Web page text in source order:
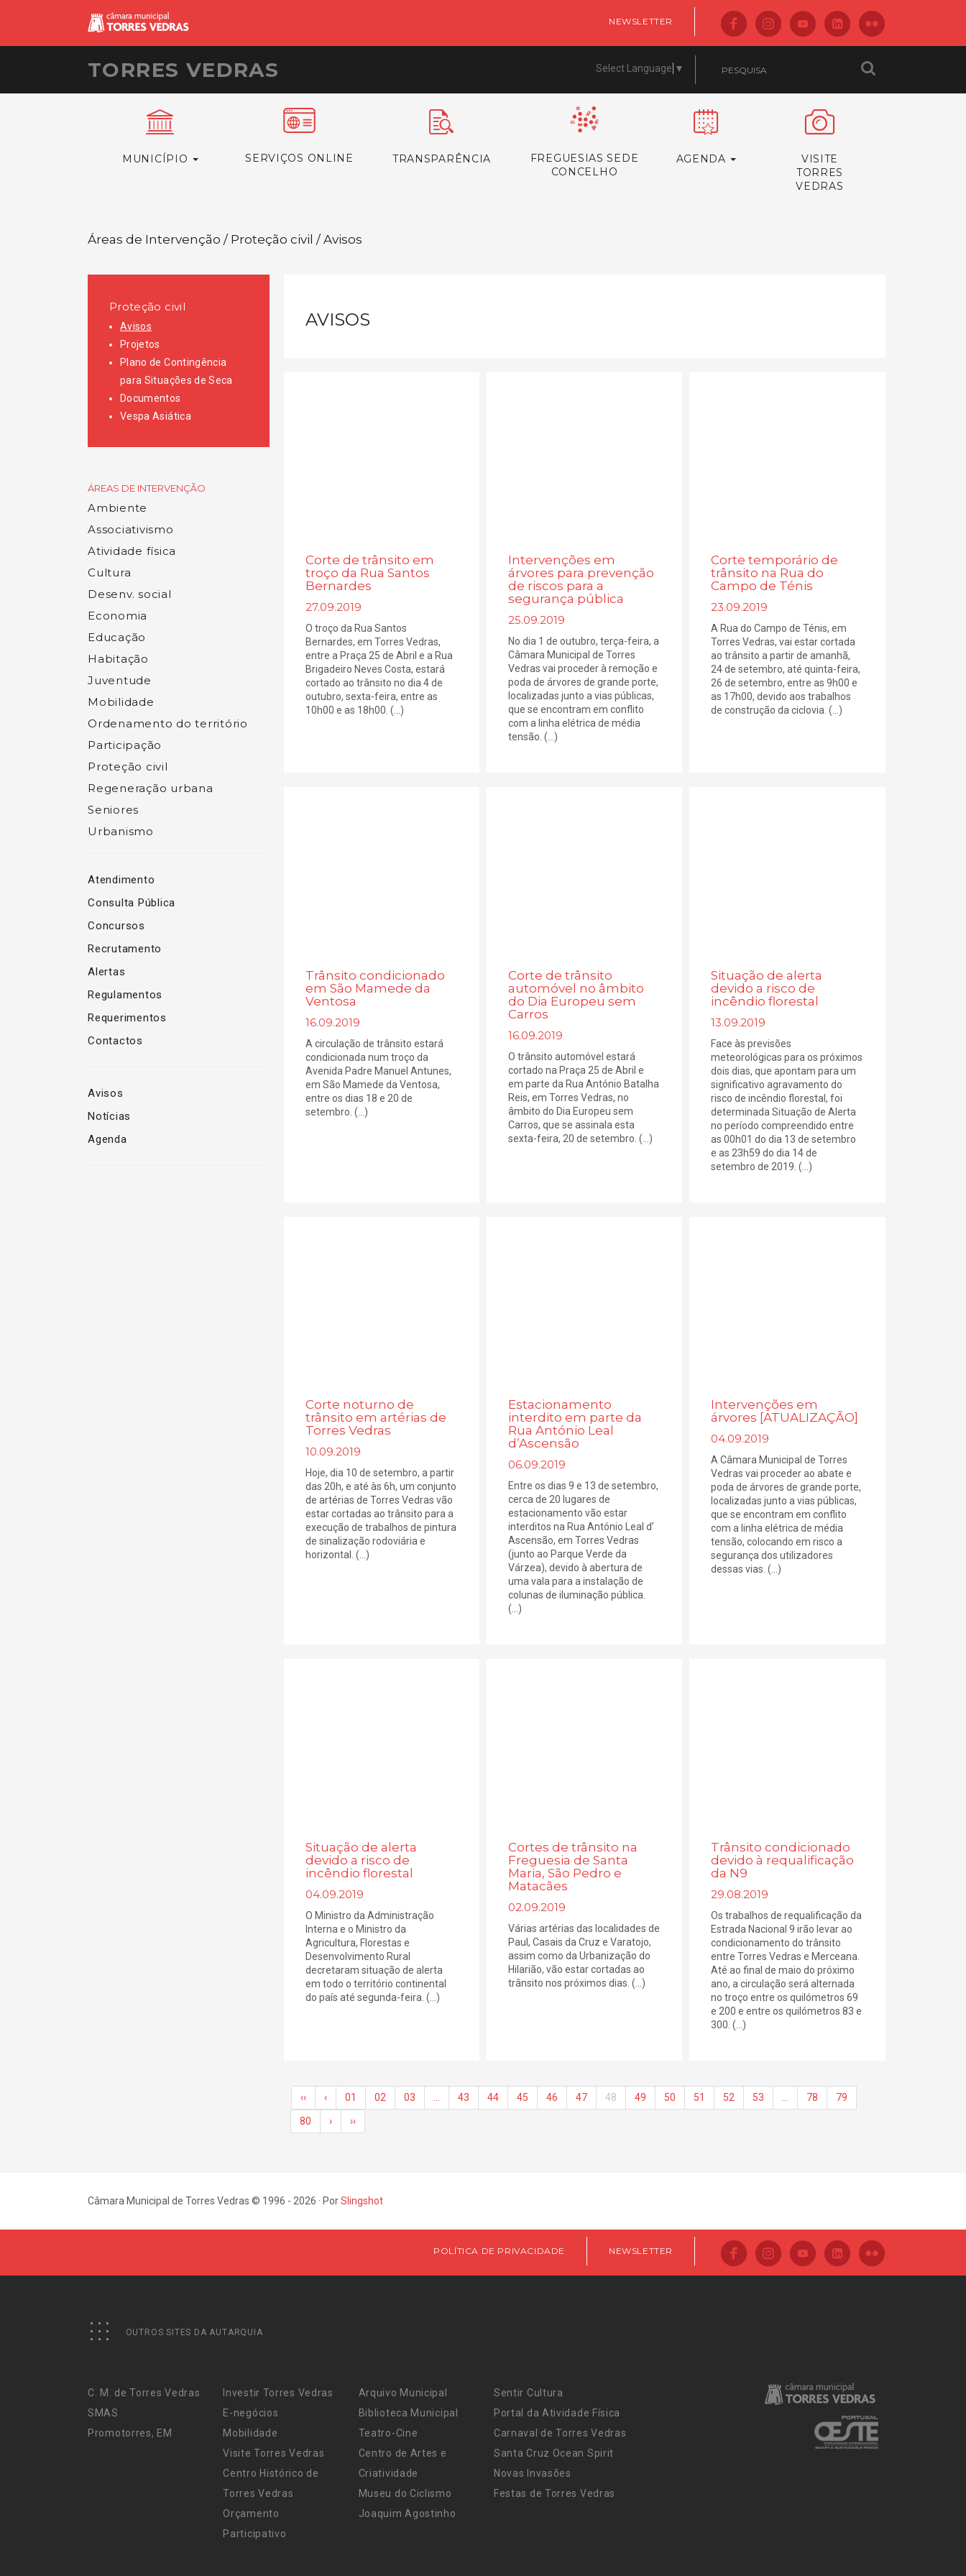
NEWSLETTER
TORRES VEDRAS Select Language ▼
MUNICÍPIO SERVIÇOS ONLINE TRANSPARÊNCIA
FREGUESIAS SEDE
CONCELHO
AGENDA
VISITE
TORRES
VEDRAS
Áreas de Intervenção / Proteção civil / Avisos
Proteção civil
Avisos
Projetos
Plano de Contingência
para Situações de Seca
Documentos
Vespa Asiática
ÁREAS DE INTERVENÇÃO
Ambiente
Associativismo
Atividade física
Cultura
Desenv. social
Economia
Educação
Habitação
Juventude
Mobilidade
Ordenamento do território
Participação
Proteção civil
Regeneração urbana
Seniores
Urbanismo
Atendimento
Consulta Pública
Concursos
Recrutamento
Alertas
Regulamentos
Requerimentos
Contactos
Avisos
Notícias
Agenda
AVISOS
Corte de trânsito em
troço da Rua Santos
Bernardes
27.09.2019
O troço da Rua Santos
Bernardes, em Torres Vedras,
entre a Praça 25 de Abril e a Rua
Brigadeiro Neves Costa, estará
cortado ao trânsito no dia 4 de
outubro, sexta-feira, entre as
10h00 e as 18h00. (...)
Intervenções em
árvores para prevenção
de riscos para a
segurança pública
25.09.2019
No dia 1 de outubro, terça-feira, a
Câmara Municipal de Torres
Vedras vai proceder à remoção e
poda de árvores de grande porte,
localizadas junto a vias públicas,
que se encontram em conflito
com a linha elétrica de média
tensão. (...)
Corte temporário de
trânsito na Rua do
Campo de Ténis
23.09.2019
A Rua do Campo de Ténis, em
Torres Vedras, vai estar cortada
ao trânsito a partir de amanhã,
24 de setembro, até quinta-feira,
26 de setembro, entre as 9h00 e
as 17h00, devido aos trabalhos
de construção da ciclovia. (...)
Trânsito condicionado
em São Mamede da
Ventosa
16.09.2019
A circulação de trânsito estará
condicionada num troço da
Avenida Padre Manuel Antunes,
em São Mamede da Ventosa,
entre os dias 18 e 20 de
setembro. (...)
Corte de trânsito
automóvel no âmbito
do Dia Europeu sem
Carros
16.09.2019
O trânsito automóvel estará
cortado na Praça 25 de Abril e
em parte da Rua António Batalha
Reis, em Torres Vedras, no
âmbito do Dia Europeu sem
Carros, que se assinala esta
sexta-feira, 20 de setembro. (...)
Situação de alerta
devido a risco de
incêndio florestal
13.09.2019
Face às previsões
meteorológicas para os próximos
dois dias, que apontam para um
significativo agravamento do
risco de incêndio florestal, foi
determinada Situação de Alerta
no período compreendido entre
as 00h01 do dia 13 de setembro
e as 23h59 do dia 14 de
setembro de 2019. (...)
Corte noturno de
trânsito em artérias de
Torres Vedras
10.09.2019
Hoje, dia 10 de setembro, a partir
das 20h, e até às 6h, um conjunto
de artérias de Torres Vedras vão
estar cortadas ao trânsito para a
execução de trabalhos de pintura
de sinalização rodoviária e
horizontal. (...)
Estacionamento
interdito em parte da
Rua António Leal
d’Ascensão
06.09.2019
Entre os dias 9 e 13 de setembro,
cerca de 20 lugares de
estacionamento vão estar
interditos na Rua António Leal d’
Ascensão, em Torres Vedras
(junto ao Parque Verde da
Várzea), devido à abertura de
uma vala para a instalação de
colunas de iluminação pública.
(...)
Intervenções em
árvores [ATUALIZAÇÃO]
04.09.2019
A Câmara Municipal de Torres
Vedras vai proceder ao abate e
poda de árvores de grande porte,
localizadas junto a vias públicas,
que se encontram em conflito
com a linha elétrica de média
tensão, colocando em risco a
segurança dos utilizadores
dessas vias. (...)
Situação de alerta
devido a risco de
incêndio florestal
04.09.2019
O Ministro da Administração
Interna e o Ministro da
Agricultura, Florestas e
Desenvolvimento Rural
decretaram situação de alerta
em todo o território continental
do país até segunda-feira. (...)
Cortes de trânsito na
Freguesia de Santa
Maria, São Pedro e
Matacães
02.09.2019
Várias artérias das localidades de
Paul, Casais da Cruz e Varatojo,
assim como da Urbanização do
Hilarião, vão estar cortadas ao
trânsito nos próximos dias. (...)
Trânsito condicionado
devido à requalificação
da N9
29.08.2019
Os trabalhos de requalificação da
Estrada Nacional 9 irão levar ao
condicionamento do trânsito
entre Torres Vedras e Merceana.
Até ao final de maio do próximo
ano, a circulação será alternada
no troço entre os quilómetros 69
e 200 e entre os quilómetros 83 e
300. (...)
‹‹ ‹ 01 02 03 43 44 45 46 47 48 49 50 51 52 53 78 79
80 › ››
Câmara Municipal de Torres Vedras © 1996 - 2026 · PorSlingshot
POLÍTICA DE PRIVACIDADE NEWSLETTER
OUTROS SITES DA AUTARQUIA
C. M. de Torres Vedras
SMAS
Promotorres, EM
Investir Torres Vedras
E-negócios
Mobilidade
Visite Torres Vedras
Centro Histórico de
Torres Vedras
Orçamento
Participativo
Arquivo Municipal
Biblioteca Municipal
Teatro-Cine
Centro de Artes e
Criatividade
Museu do Ciclismo
Joaquim Agostinho
Sentir Cultura
Portal da Atividade Física
Carnaval de Torres Vedras
Santa Cruz Ocean Spirit
Novas Invasões
Festas de Torres Vedras